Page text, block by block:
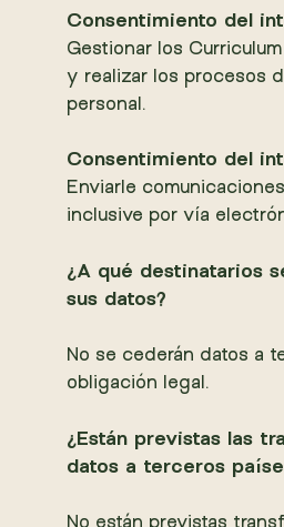
Consentimiento del
Gestionar los
y realizar los procesos
personal.
Consentimiento del
Enviarle
inclusive por vía
¿A qué destinatarios
sus datos?
No se cederán datos a
obligación legal.
¿Están previstas las
datos a terceros
No están previstas